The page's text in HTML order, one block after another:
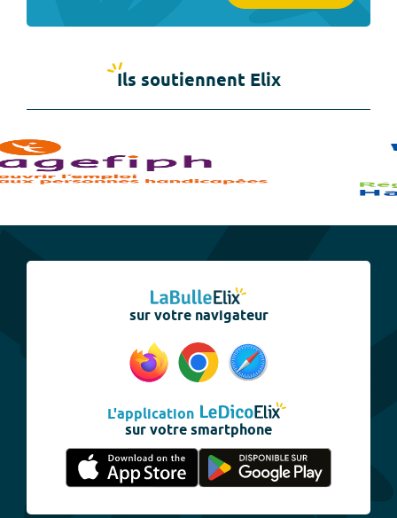
Ils soutiennent Elix
sur votre navigateur
L'application
sur votre smartphone